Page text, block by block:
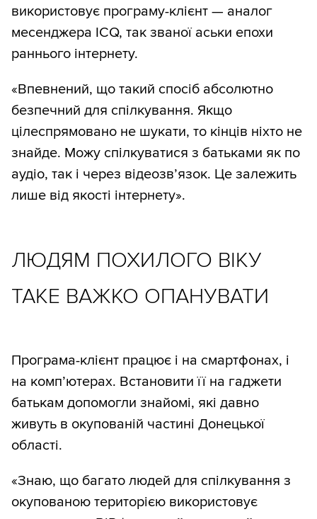
використовує програму-клієнт — аналог
месенджера ICQ, так званої аськи епохи
раннього інтернету.
«Впевнений, що такий спосіб абсолютно
безпечний для спілкування. Якщо
цілеспрямовано не шукати, то кінців ніхто не
знайде. Можу спілкуватися з батьками як по
аудіо, так і через відеозв’язок. Це залежить
лише від якості інтернету».
ЛЮДЯМ ПОХИЛОГО ВІКУ
ТАКЕ ВАЖКО ОПАНУВАТИ
Програма-клієнт працює і на смартфонах, і
на комп’ютерах. Встановити її на гаджети
батькам допомогли знайомі, які давно
живуть в окупованій частині Донецької
області.
«Знаю, що багато людей для спілкування з
окупованою територією використовує